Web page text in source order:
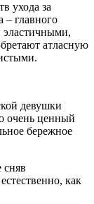
ухода за
– главного
эластичными,
атласную
девушки
очень ценный
бережное
сняв
как